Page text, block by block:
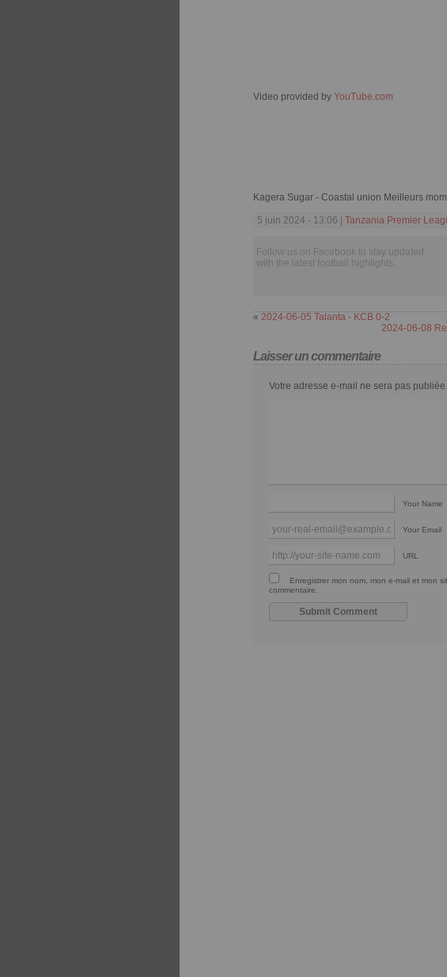
Video provided by YouTube.com
Kagera Sugar - Coastal union Meilleurs
5 juin 2024 - 13:06 | Tanzania Premier
Follow us on Facebook to stay updated
with the latest football highlights.
« 2024-06-05 Talanta - KCB 0-2
2024-06-08
Laisser un commentaire
Votre adresse e-mail ne sera pas publiée.
Your Name
Your Email
URL
Enregistrer mon nom, mon e-mail et mon
commentaire.